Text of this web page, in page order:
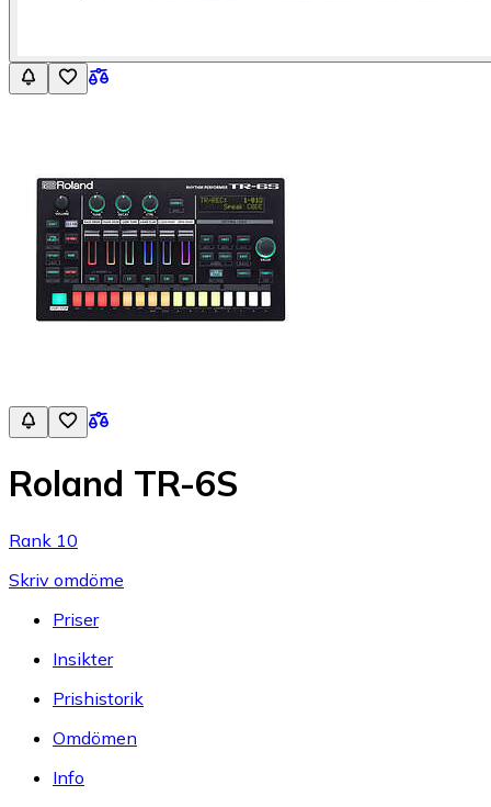
Roland TR-6S
Rank 10
Skriv omdöme
Priser
Insikter
Prishistorik
Omdömen
Info